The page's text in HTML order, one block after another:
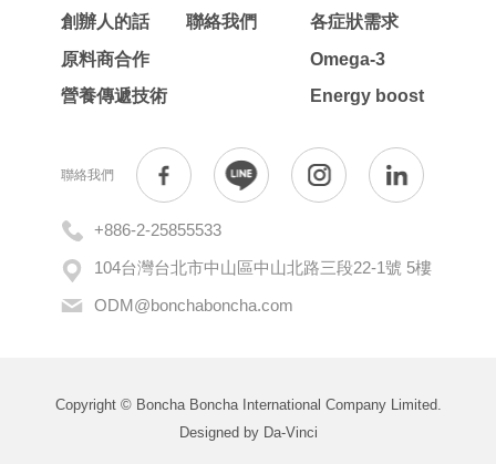
創辦人的話
原料商合作
營養傳遞技術
聯絡我們
各症狀需求
Omega-3
Energy boost
聯絡我們
+886-2-25855533
104台灣台北市中山區中山北路三段22-1號 5樓
ODM@bonchaboncha.com
Copyright © Boncha Boncha International Company Limited.
Designed by Da-Vinci